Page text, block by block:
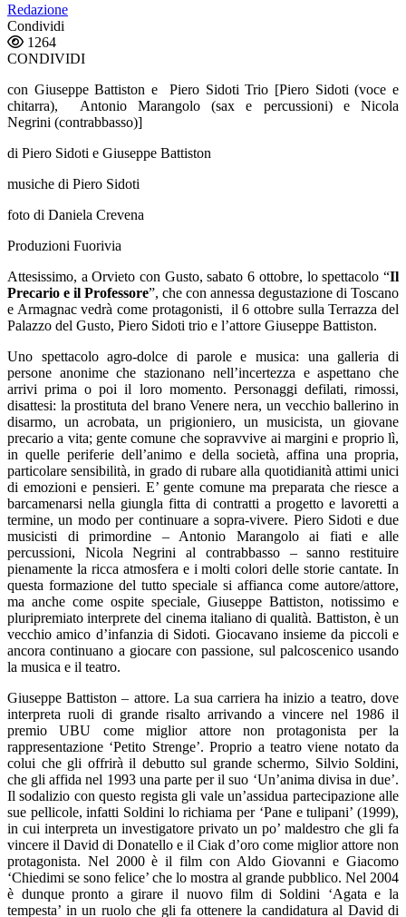
Redazione
Condividi
1264
CONDIVIDI
con Giuseppe Battiston e Piero Sidoti Trio [Piero Sidoti (voce e
chitarra), Antonio Marangolo (sax e percussioni) e Nicola
Negrini (contrabbasso)]
di Piero Sidoti e Giuseppe Battiston
musiche di Piero Sidoti
foto di Daniela Crevena
Produzioni Fuorivia
Attesissimo, a Orvieto con Gusto, sabato 6 ottobre, lo spettacolo “Il
Precario e il Professore”, che con annessa degustazione di Toscano
e Armagnac vedrà come protagonisti, il 6 ottobre sulla Terrazza del
Palazzo del Gusto, Piero Sidoti trio e l’attore Giuseppe Battiston.
Uno spettacolo agro-dolce di parole e musica: una galleria di
persone anonime che stazionano nell’incertezza e aspettano che
arrivi prima o poi il loro momento. Personaggi defilati, rimossi,
disattesi: la prostituta del brano Venere nera, un vecchio ballerino in
disarmo, un acrobata, un prigioniero, un musicista, un giovane
precario a vita; gente comune che sopravvive ai margini e proprio lì,
in quelle periferie dell’animo e della società, affina una propria,
particolare sensibilità, in grado di rubare alla quotidianità attimi unici
di emozioni e pensieri. E’ gente comune ma preparata che riesce a
barcamenarsi nella giungla fitta di contratti a progetto e lavoretti a
termine, un modo per continuare a sopra-vivere. Piero Sidoti e due
musicisti di primordine – Antonio Marangolo ai fiati e alle
percussioni, Nicola Negrini al contrabbasso – sanno restituire
pienamente la ricca atmosfera e i molti colori delle storie cantate. In
questa formazione del tutto speciale si affianca come autore/attore,
ma anche come ospite speciale, Giuseppe Battiston, notissimo e
pluripremiato interprete del cinema italiano di qualità. Battiston, è un
vecchio amico d’infanzia di Sidoti. Giocavano insieme da piccoli e
ancora continuano a giocare con passione, sul palcoscenico usando
la musica e il teatro.
Giuseppe Battiston – attore. La sua carriera ha inizio a teatro, dove
interpreta ruoli di grande risalto arrivando a vincere nel 1986 il
premio UBU come miglior attore non protagonista per la
rappresentazione ‘Petito Strenge’. Proprio a teatro viene notato da
colui che gli offrirà il debutto sul grande schermo, Silvio Soldini,
che gli affida nel 1993 una parte per il suo ‘Un’anima divisa in due’.
Il sodalizio con questo regista gli vale un’assidua partecipazione alle
sue pellicole, infatti Soldini lo richiama per ‘Pane e tulipani’ (1999),
in cui interpreta un investigatore privato un po’ maldestro che gli fa
vincere il David di Donatello e il Ciak d’oro come miglior attore non
protagonista. Nel 2000 è il film con Aldo Giovanni e Giacomo
‘Chiedimi se sono felice’ che lo mostra al grande pubblico. Nel 2004
è dunque pronto a girare il nuovo film di Soldini ‘Agata e la
tempesta’ in un ruolo che gli fa ottenere la candidatura al David di